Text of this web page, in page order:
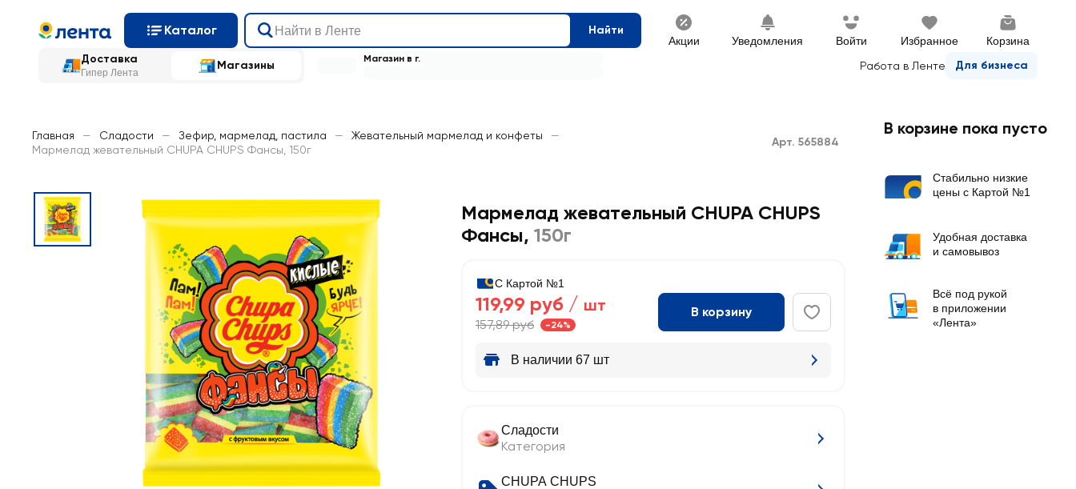
Каталог Найти
Акции Уведомления Войти Избранное Корзина
Доставка
Гипер Лента
Магазины Работа в Ленте Для бизнеса
Магазин в г.
Главная — Сладости — Зефир, мармелад, пастила — Жевательный мармелад и конфеты
—
Мармелад жевательный CHUPA CHUPS Фансы, 150г
Арт. 565884
Мармелад жевательный CHUPA CHUPS
Фансы, 150г
С Картой №1
119,99 руб / шт
157,89 руб -24%
В корзину
В наличии 67 шт
Сладости
Категория
CHUPA CHUPS
В корзине пока пусто
Стабильно низкие
цены с Картой №1
Удобная доставка
и самовывоз
Всё под рукой
в приложении
«Лента»